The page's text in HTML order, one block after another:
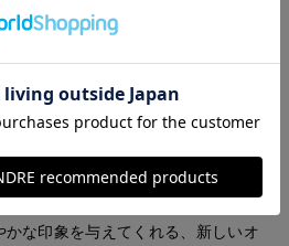
タックをあしらったチュニック丈ト
で甘くなりすぎず、程良いフェミニ
きりと見せるようにＶネックライン
果も期待できます。
な印象を与えてくれる、新しいオ